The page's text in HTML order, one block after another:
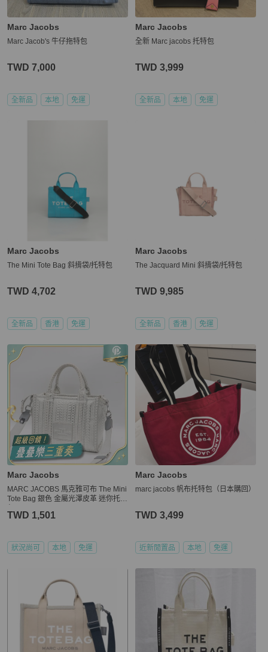
Marc Jacobs
Marc Jacob's 牛仔拖特包
TWD 7,000
全新品 本地 免運
Marc Jacobs
全新 Marc jacobs 托特包
TWD 3,999
全新品 本地 免運
Marc Jacobs
The Mini Tote Bag 斜揹袋/托特包
TWD 4,702
全新品 香港 免運
Marc Jacobs
The Jacquard Mini 斜揹袋/托特包
TWD 9,985
全新品 香港 免運
Marc Jacobs
MARC JACOBS 馬克雅可布 The Mini
Tote Bag 銀色 金屬光澤皮革 迷你托特
TWD 1,501
狀況尚可 本地 免運
Marc Jacobs
marc jacobs 帆布托特包（日本購回）
TWD 3,499
近新閒置品 本地 免運